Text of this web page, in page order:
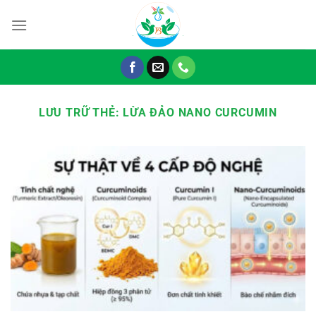
đến
LƯU TRỮ THẺ: LỪA ĐẢO NANO CURCUMIN